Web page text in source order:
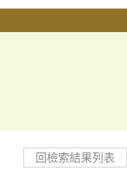
回檢索結果列表